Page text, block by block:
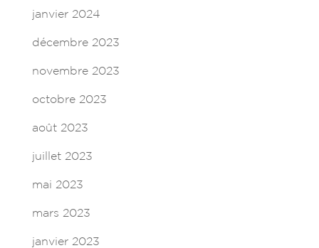
janvier 2024
décembre 2023
novembre 2023
octobre 2023
août 2023
juillet 2023
mai 2023
mars 2023
janvier 2023